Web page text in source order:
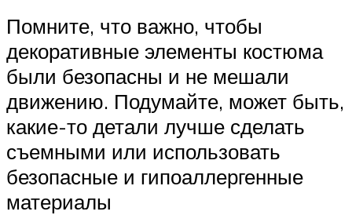
Помните, что важно, чтобы
декоративные элементы костюма
были безопасны и не мешали
движению. Подумайте, может быть,
какие-то детали лучше сделать
съемными или использовать
безопасные и гипоаллергенные
материалы